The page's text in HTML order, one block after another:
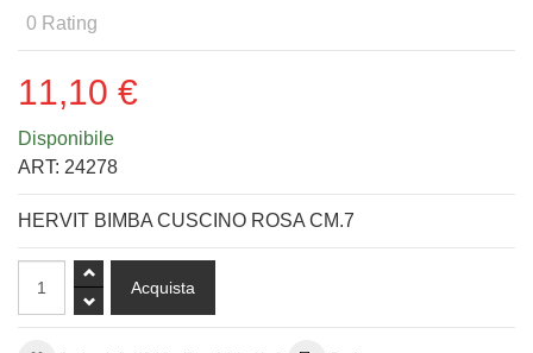
0 Rating
11,10 €
Disponibile
ART: 24278
HERVIT BIMBA CUSCINO ROSA CM.7